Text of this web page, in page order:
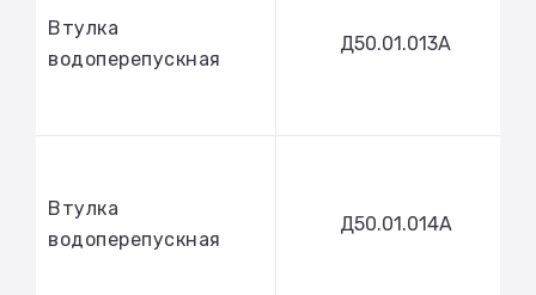
Втулка
водоперепускная
Д50.01.013А
Втулка
водоперепускная
Д50.01.014А